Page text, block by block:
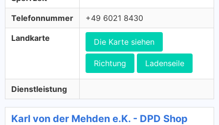
Telefonnummer +49 6021 8430
Landkarte Die Karte siehen
Richtung Ladenseile
Dienstleistung
Karl von der Mehden e.K. - DPD Shop